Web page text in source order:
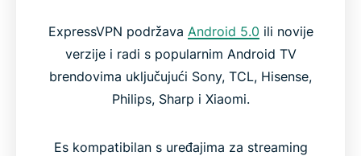
ExpressVPN podržava Android 5.0 ili novije
verzije i radi s popularnim Android TV
brendovima uključujući Sony, TCL, Hisense,
Philips, Sharp i Xiaomi.
Es kompatibilan s uređajima za streaming